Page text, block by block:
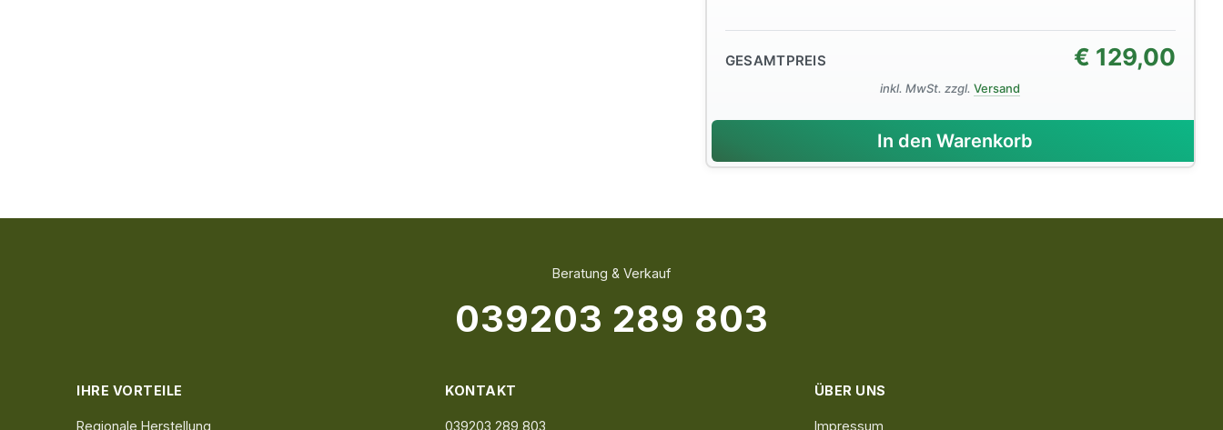
GESAMTPREIS € 129,00
inkl. MwSt. zzgl.Versand
In den Warenkorb
Beratung & Verkauf
039203 289 803
IHRE VORTEILE
Regionale Herstellung
KONTAKT
039203 289 803
ÜBER UNS
Impressum